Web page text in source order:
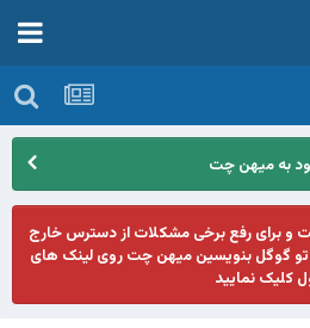
به میهن چت
و برای رفع برخی مشکلات از دسترس خارج
گوگل بنویسین میهن چت روی لینک های
کلیک نمایید